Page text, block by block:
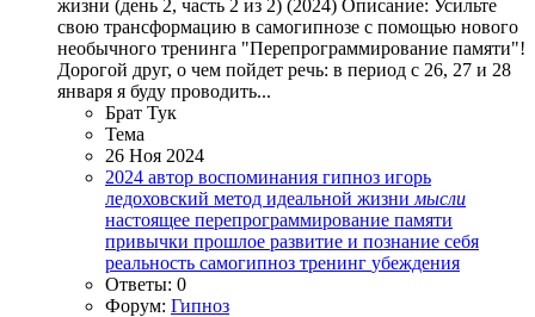
жизни (день 2, часть 2 из 2) (2024) Описание: Усильте
свою трансформацию в самогипнозе с помощью нового
необычного тренинга "Перепрограммирование памяти"!
Дорогой друг, о чем пойдет речь: в период с 26, 27 и 28
января я буду проводить...
Брат Тук
Тема
26 Ноя 2024
2024 автор воспоминания гипноз игорь
ледоховский метод идеальной жизни мысли
настоящее перепрограммирование памяти
привычки прошлое развитие и познание себя
реальность самогипноз тренинг убеждения
Ответы: 0
Форум: Гипноз